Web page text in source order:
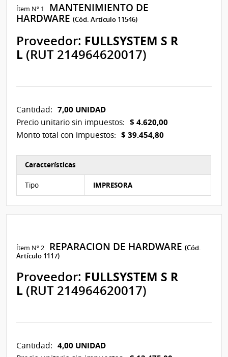
Ítem Nº 1
MANTENIMIENTO DE
HARDWARE(Cód. Artículo 11546)
Proveedor: FULLSYSTEM S R
L (RUT 214964620017)
Cantidad: 7,00 UNIDAD
Precio unitario sin impuestos: $ 4.620,00
Monto total con impuestos: $ 39.454,80
Características
Tipo IMPRESORA
Ítem Nº 2 REPARACION DE HARDWARE(Cód.
Artículo 1117)
Proveedor: FULLSYSTEM S R
L (RUT 214964620017)
Cantidad: 4,00 UNIDAD